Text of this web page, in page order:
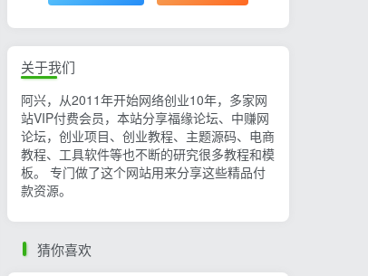
关于我们
阿兴，从2011年开始网络创业10年，多家网
站VIP付费会员，本站分享福缘论坛、中赚网
论坛，创业项目、创业教程、主题源码、电商
教程、工具软件等也不断的研究很多教程和模
板。 专门做了这个网站用来分享这些精品付
款资源。
猜你喜欢